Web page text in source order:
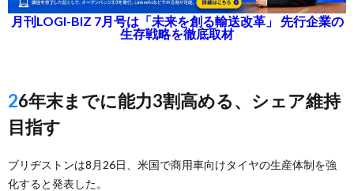
月刊LOGI-BIZ 7月号は「未来を創る輸送改革」 先行企業の
生存戦略を徹底取材
26年末までに能力3割高める、シェア維持
目指す
ブリヂストンは8月26日、米国で商用車向けタイヤの生産体制を強
化すると発表した。